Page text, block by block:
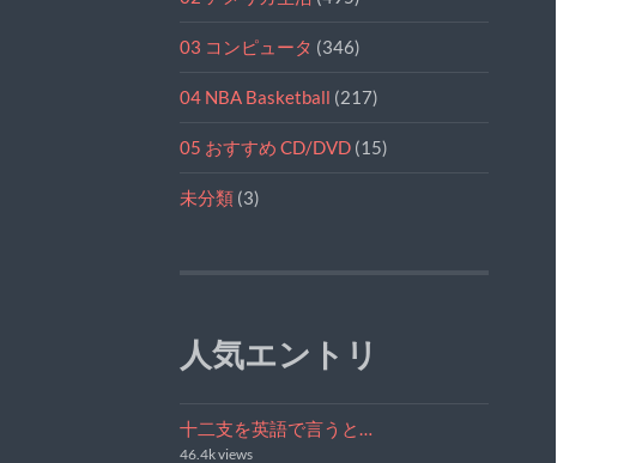
03 コンピュータ (346)
04 NBA Basketball (217)
05 おすすめ CD/DVD(15)
未分類(3)
人気エントリ
十二支を英語で言うと…
46.4k views